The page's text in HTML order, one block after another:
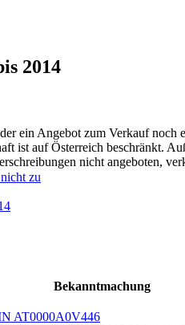
2014
ein Angebot zum Verkauf
ist auf Österreich beschränkt.
nicht angeboten,
zu
Bekanntmachung
AT0000A0V446